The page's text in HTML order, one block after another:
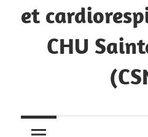
et
CHU